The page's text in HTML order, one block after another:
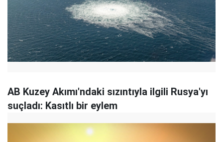
AB Kuzey Akımı'ndaki sızıntıyla ilgili Rusya'yı
suçladı: Kasıtlı bir eylem